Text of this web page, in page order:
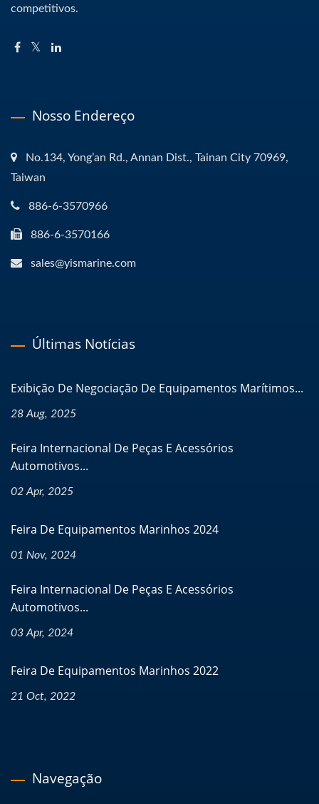
competitivos.
Nosso Endereço
No.134, Yong’an Rd., Annan Dist., Tainan City 70969,
Taiwan
886-6-3570966
886-6-3570166
sales@yismarine.com
Últimas Notícias
Exibição De Negociação De Equipamentos Marítimos...
28 Aug, 2025
Feira Internacional De Peças E Acessórios
Automotivos...
02 Apr, 2025
Feira De Equipamentos Marinhos 2024
01 Nov, 2024
Feira Internacional De Peças E Acessórios
Automotivos...
03 Apr, 2024
Feira De Equipamentos Marinhos 2022
21 Oct, 2022
Navegação